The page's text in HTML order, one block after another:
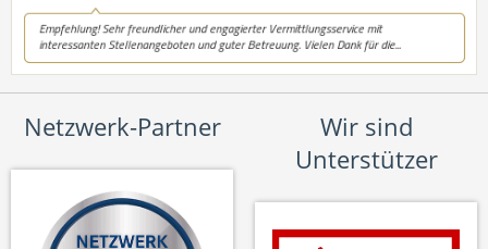
Netzwerk-Partner
Wir sind
Unterstützer